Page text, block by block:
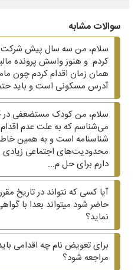
سوالات مشابه
سلام، من سه سال پیش شرکت
کردم. و هنوز واسش پرونده
همان زمان اقدام کردم چون
آدرس مسکونی است و باید
سلام، من کودک مستضعفی
می‌شناسم که به علت عدم اقدام
شناسنامه است و به همین
محدودیت‌های اجتماعی
دارم برای حل م...
آیا کسی که نتواند در تاریخ
حاضر شود میتواند بعدا با
نماید؟
برای تعویض نام چه اقدامی
مراجعه شود؟